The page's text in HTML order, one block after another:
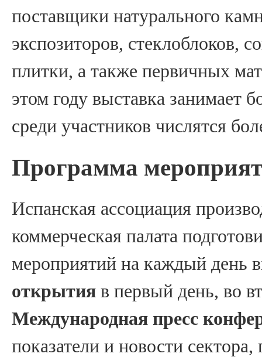
поставщики натурального
экспозиторов, стеклоблоков,
плитки, а также первичных
этом году выставка занимает
среди участников числятся
Программа
Испанская ассоциация
коммерческая палата
мероприятий на каждый день
открытия в первый день, во
Международная пресс
показатели и новости